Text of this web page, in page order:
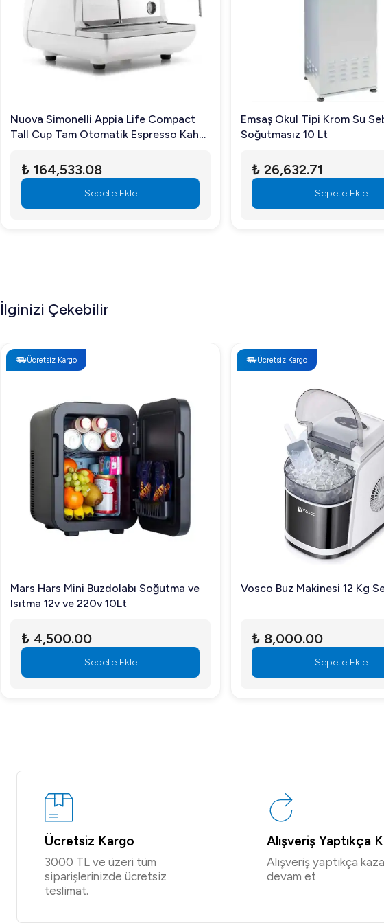
profesyoneller için mükemmel bir seçimdir.
Sıkça Sorulan Sorular
Öztiryakiler ODB414A Hızlı Küp Buz Makinesi nasıl temizlenmelidir?
Temizlik işlemini düzenli olarak yapmanız önerilir. Cihazı kapatıp
Makine hangi işletmeler için uygundur?
Nuova Simonelli Appia Life Compact
Tall Cup Tam Otomatik Espresso Kahve
₺ 164,533.08
Sepete Ekle
Emsaş Okul Tipi Krom Su
Soğutmasız 10 Lt
₺ 26,632.71
Sepete Ekle
İlginizi Çekebilir
Ücretsiz Kargo
Mars Hars Mini Buzdolabı Soğutma ve
Isıtma 12v ve 220v 10Lt
₺ 4,500.00
Sepete Ekle
Ücretsiz Kargo
Vosco Buz Makinesi 12 Kg
₺ 8,000.00
Sepete Ekle
Ücretsiz Kargo
3000 TL ve üzeri tüm
siparişlerinizde ücretsiz
teslimat.
Alışveriş Yaptıkça
Alışveriş yaptıkça
devam et